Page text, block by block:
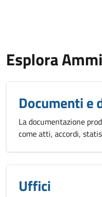
Esplora
Documenti e
La documentazione
come atti, accordi,
Uffici